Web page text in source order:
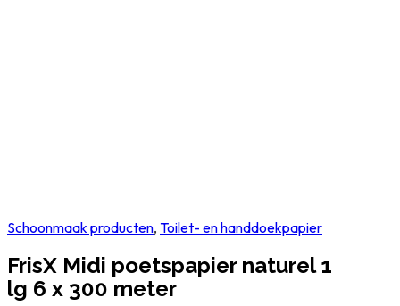
Schoonmaak producten, Toilet- en handdoekpapier
FrisX Midi poetspapier naturel 1
lg 6 x 300 meter